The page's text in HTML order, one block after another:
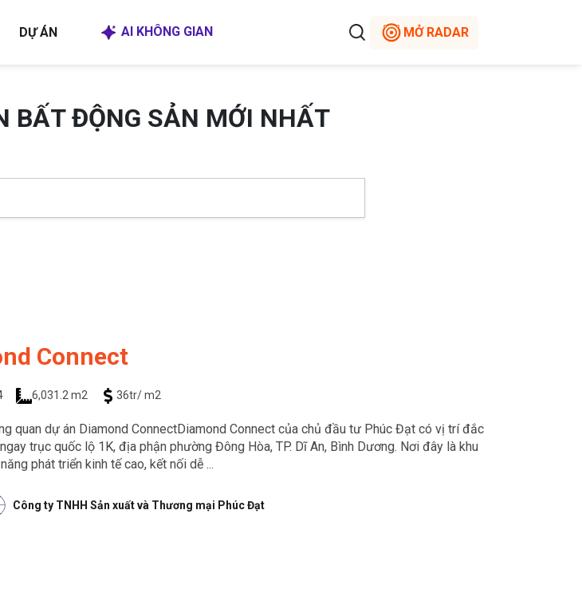
DỰ ÁN AI KHÔNG GIAN MỞ RADAR
BẤT ĐỘNG SẢN MỚI NHẤT
Connect
6,031.2 m2 36tr/ m2
quan dự án Diamond ConnectDiamond Connect của chủ đầu tư Phúc Đạt có vị trí đắc
trục quốc lộ 1K, địa phận phường Đông Hòa, TP. Dĩ An, Bình Dương. Nơi đây là khu
phát triển kinh tế cao, kết nối dễ ...
Công ty TNHH Sản xuất và Thương mại Phúc Đạt